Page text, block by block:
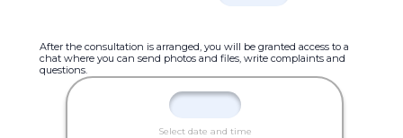
After the consultation is arranged, you will be granted access to a
chat where you can send photos and files, write complaints and
questions.
Select date and time